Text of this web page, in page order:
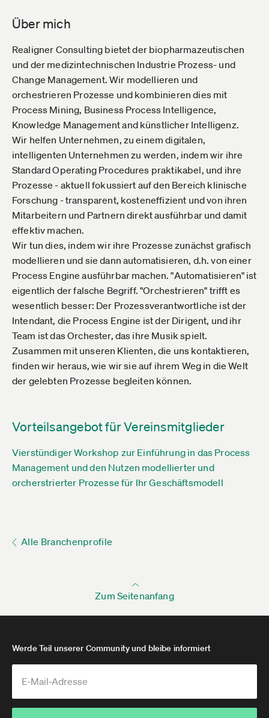
Über mich
Realigner Consulting bietet der biopharmazeutischen
und der medizintechnischen Industrie Prozess- und
Change Management. Wir modellieren und
orchestrieren Prozesse und kombinieren dies mit
Process Mining, Business Process Intelligence,
Knowledge Management and künstlicher Intelligenz.
Wir helfen Unternehmen, zu einem digitalen,
intelligenten Unternehmen zu werden, indem wir ihre
Standard Operating Procedures praktikabel, und ihre
Prozesse - aktuell fokussiert auf den Bereich klinische
Forschung - transparent, kosteneffizient und von ihren
Mitarbeitern und Partnern direkt ausführbar und damit
effektiv machen.
Wir tun dies, indem wir ihre Prozesse zunächst grafisch
modellieren und sie dann automatisieren, d.h. von einer
Process Engine ausführbar machen. "Automatisieren" ist
eigentlich der falsche Begriff. "Orchestrieren" trifft es
wesentlich besser: Der Prozessverantwortliche ist der
Intendant, die Process Engine ist der Dirigent, und ihr
Team ist das Orchester, das ihre Musik spielt.
Zusammen mit unseren Klienten, die uns kontaktieren,
finden wir heraus, wie wir sie auf ihrem Weg in die Welt
der gelebten Prozesse begleiten können.
Vorteilsangebot für Vereinsmitglieder
Vierstündiger Workshop zur Einführung in das Process
Management und den Nutzen modellierter und
orcherstrierter Prozesse für Ihr Geschäftsmodell
Alle Branchenprofile
Zum Seitenanfang
Werde Teil unserer Community und bleibe informiert